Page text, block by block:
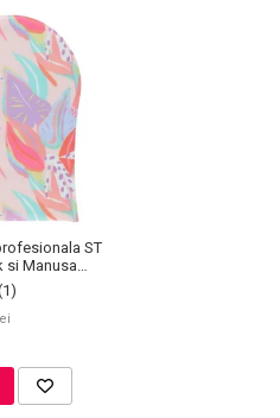
ST
si Manusa
Edition